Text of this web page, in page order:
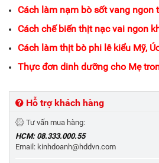
Cách làm nạm bò sốt vang ngon
Cách chế biến thịt nạc vai ngon
Cách làm thịt bò phi lê kiểu Mỹ,
Thực đơn dinh dưỡng cho Mẹ
Hỗ trợ khách hàng
Tư vấn mua hàng:
HCM: 08.333.000.55
Email: kinhdoanh@hddvn.com